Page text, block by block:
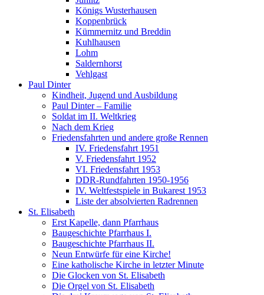
Königs Wusterhausen
Koppenbrück
Kümmernitz und Breddin
Kuhlhausen
Lohm
Saldernhorst
Vehlgast
Paul Dinter
Kindheit, Jugend und Ausbildung
Paul Dinter – Familie
Soldat im II. Weltkrieg
Nach dem Krieg
Friedensfahrten und andere große Rennen
IV. Friedensfahrt 1951
V. Friedensfahrt 1952
VI. Friedensfahrt 1953
DDR-Rundfahrten 1950-1956
IV. Weltfestspiele in Bukarest 1953
Liste der absolvierten Radrennen
St. Elisabeth
Erst Kapelle, dann Pfarrhaus
Baugeschichte Pfarrhaus I.
Baugeschichte Pfarrhaus II.
Neun Entwürfe für eine Kirche!
Eine katholische Kirche in letzter Minute
Die Glocken von St. Elisabeth
Die Orgel von St. Elisabeth